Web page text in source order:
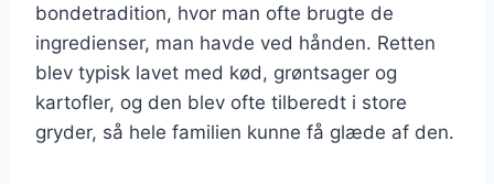
bondetradition, hvor man ofte brugte de
ingredienser, man havde ved hånden. Retten
blev typisk lavet med kød, grøntsager og
kartofler, og den blev ofte tilberedt i store
gryder, så hele familien kunne få glæde af den.